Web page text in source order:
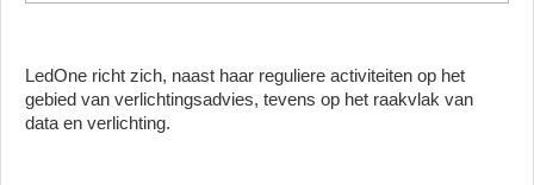
LedOne richt zich, naast haar reguliere activiteiten op het
gebied van verlichtingsadvies, tevens op het raakvlak van
data en verlichting.